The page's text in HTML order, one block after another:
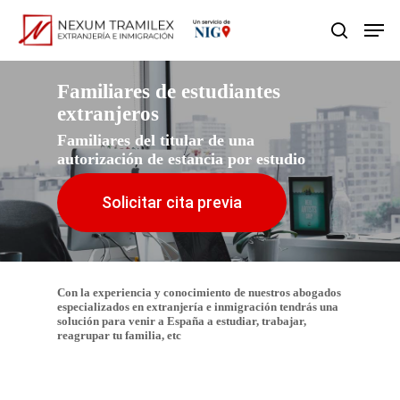
Skip
search
Familiares de estudiantes
extranjeros
Familiares del titular de una
autorización de estancia por estudio
Solicitar cita previa
Con la experiencia y conocimiento de nuestros abogados
especializados en extranjería e inmigración tendrás una
solución para venir a España a estudiar, trabajar,
reagrupar tu familia, etc